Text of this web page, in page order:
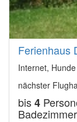
Ferienhaus
Internet,
nächster
bis4
Badezimmer